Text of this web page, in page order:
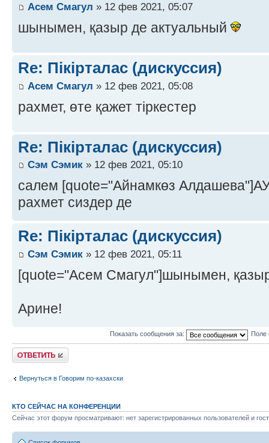
Асем Смагул » 12 фев 2021, 05:07
шынымен, қазыр де актуальный
Re: Пікірталас (дискуссия)
Асем Смагул » 12 фев 2021, 05:08
рахмет, өте қажет тіркестер
Re: Пікірталас (дискуссия)
Сэм Сэмик » 12 фев 2021, 05:10
салем [quote="Айнамкөз
рахмет сиздер де
Re: Пікірталас (дискуссия)
Сэм Сэмик » 12 фев 2021, 05:11
[quote="Асем Смагул"]шынымен,
Арине!
Показать сообщения за: Поле
Ответить
Вернуться в Говорим по-казахски
КТО СЕЙЧАС НА КОНФЕРЕНЦИИ
Сейчас этот форум просматривают: нет зарегистрированных пользователей и